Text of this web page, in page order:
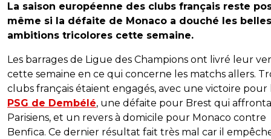
La saison européenne des clubs français reste
même si la défaite de Monaco a douché les belles
ambitions tricolores cette semaine.
Les barrages de Ligue des Champions ont livré leur
cette semaine en ce qui concerne les matchs allers.
clubs français étaient engagés, avec une victoire pour
PSG de Dembélé, une défaite pour Brest qui
Parisiens, et un revers à domicile pour Monaco contre
Benfica. Ce dernier résultat fait très mal car il